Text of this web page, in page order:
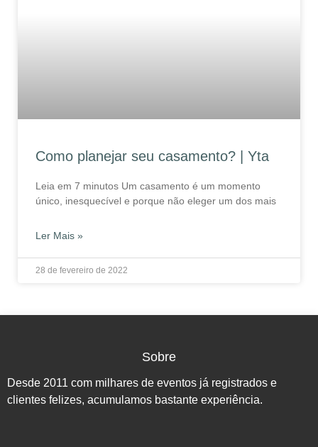
Como planejar seu casamento? | Yta
Leia em 7 minutos Um casamento é um momento
único, inesquecível e porque não eleger um dos mais
Ler Mais »
28 de fevereiro de 2022
Sobre
Desde 2011 com milhares de eventos já registrados e
clientes felizes, acumulamos bastante experiência.